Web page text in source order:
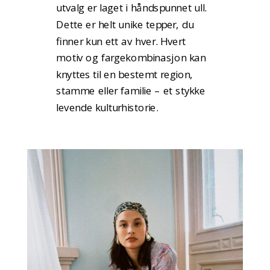
utvalg er laget i håndspunnet ull.
Dette er helt unike tepper, du
finner kun ett av hver. Hvert
motiv og fargekombinasjon kan
knyttes til en bestemt region,
stamme eller familie – et stykke
levende kulturhistorie.